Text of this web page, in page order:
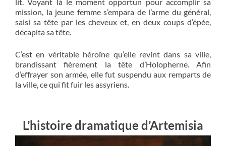
mission, la jeune femme s’empara de l’arme du général,
saisi sa tête par les cheveux et, en deux coups d’épée,
décapita sa tête.
C’est en véritable héroïne qu’elle revint dans sa ville,
brandissant fièrement la tête d’Holopherne. Afin
d’effrayer son armée, elle fut suspendu aux remparts de
la ville, ce qui fit fuir les assyriens.
L’histoire dramatique d’Artemisia